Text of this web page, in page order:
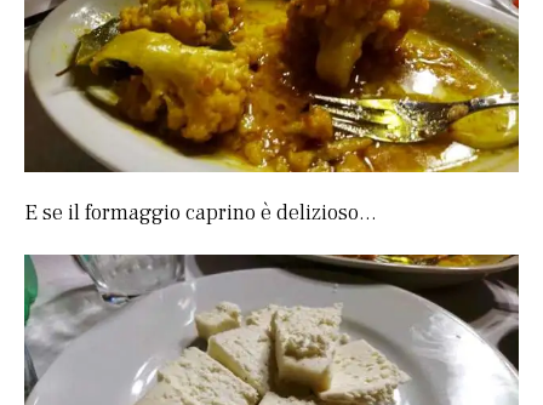
E se il formaggio caprino è delizioso…